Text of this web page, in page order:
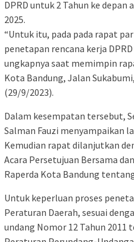
DPRD untuk 2 Tahun ke depan
2025.
“Untuk itu, pada pada rapat
penetapan rencana kerja
ungkapnya saat memimpin
Kota Bandung, Jalan
(29/9/2023).
Dalam kesempatan tersebut,
Salman Fauzi menyampaikan
Kemudian rapat dilanjutkan
Acara Persetujuan Bersama
Raperda Kota Bandung
Untuk keperluan proses
Peraturan Daerah, sesuai
undang Nomor 12 Tahun